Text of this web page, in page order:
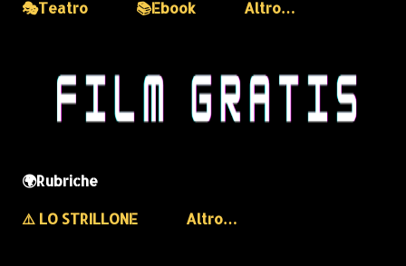
🎭Teatro
📚Ebook Altro…
🌍Rubriche
⚠️ LO STRILLONE
Altro…